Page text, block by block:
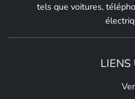
tels que voitures,
LIENS